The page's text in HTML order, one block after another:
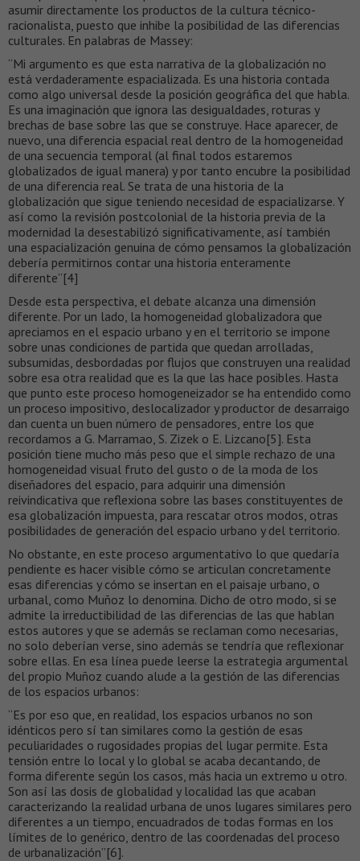
asumir directamente los productos de la cultura técnico-
racionalista, puesto que inhibe la posibilidad de las diferencias
culturales. En palabras de Massey:
“Mi argumento es que esta narrativa de la globalización no
está verdaderamente espacializada. Es una historia contada
como algo universal desde la posición geográfica del que habla.
Es una imaginación que ignora las desigualdades, roturas y
brechas de base sobre las que se construye. Hace aparecer, de
nuevo, una diferencia espacial real dentro de la homogeneidad
de una secuencia temporal (al final todos estaremos
globalizados de igual manera) y por tanto encubre la posibilidad
de una diferencia real. Se trata de una historia de la
globalización que sigue teniendo necesidad de espacializarse. Y
así como la revisión postcolonial de la historia previa de la
modernidad la desestabilizó significativamente, así también
una espacialización genuina de cómo pensamos la globalización
debería permitirnos contar una historia enteramente
diferente”[4]
Desde esta perspectiva, el debate alcanza una dimensión
diferente. Por un lado, la homogeneidad globalizadora que
apreciamos en el espacio urbano y en el territorio se impone
sobre unas condiciones de partida que quedan arrolladas,
subsumidas, desbordadas por flujos que construyen una realidad
sobre esa otra realidad que es la que las hace posibles. Hasta
que punto este proceso homogeneizador se ha entendido como
un proceso impositivo, deslocalizador y productor de desarraigo
dan cuenta un buen número de pensadores, entre los que
recordamos a G. Marramao, S. Zizek o E. Lizcano[5]. Esta
posición tiene mucho más peso que el simple rechazo de una
homogeneidad visual fruto del gusto o de la moda de los
diseñadores del espacio, para adquirir una dimensión
reivindicativa que reflexiona sobre las bases constituyentes de
esa globalización impuesta, para rescatar otros modos, otras
posibilidades de generación del espacio urbano y del territorio.
No obstante, en este proceso argumentativo lo que quedaría
pendiente es hacer visible cómo se articulan concretamente
esas diferencias y cómo se insertan en el paisaje urbano, o
urbanal, como Muñoz lo denomina. Dicho de otro modo, si se
admite la irreductibilidad de las diferencias de las que hablan
estos autores y que se además se reclaman como necesarias,
no solo deberían verse, sino además se tendría que reflexionar
sobre ellas. En esa línea puede leerse la estrategia argumental
del propio Muñoz cuando alude a la gestión de las diferencias
de los espacios urbanos:
“Es por eso que, en realidad, los espacios urbanos no son
idénticos pero sí tan similares como la gestión de esas
peculiaridades o rugosidades propias del lugar permite. Esta
tensión entre lo local y lo global se acaba decantando, de
forma diferente según los casos, más hacia un extremo u otro.
Son así las dosis de globalidad y localidad las que acaban
caracterizando la realidad urbana de unos lugares similares pero
diferentes a un tiempo, encuadrados de todas formas en los
límites de lo genérico, dentro de las coordenadas del proceso
de urbanalización”[6].